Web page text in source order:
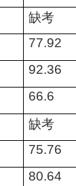
缺考
77.92
92.36
66.6
缺考
75.76
80.64